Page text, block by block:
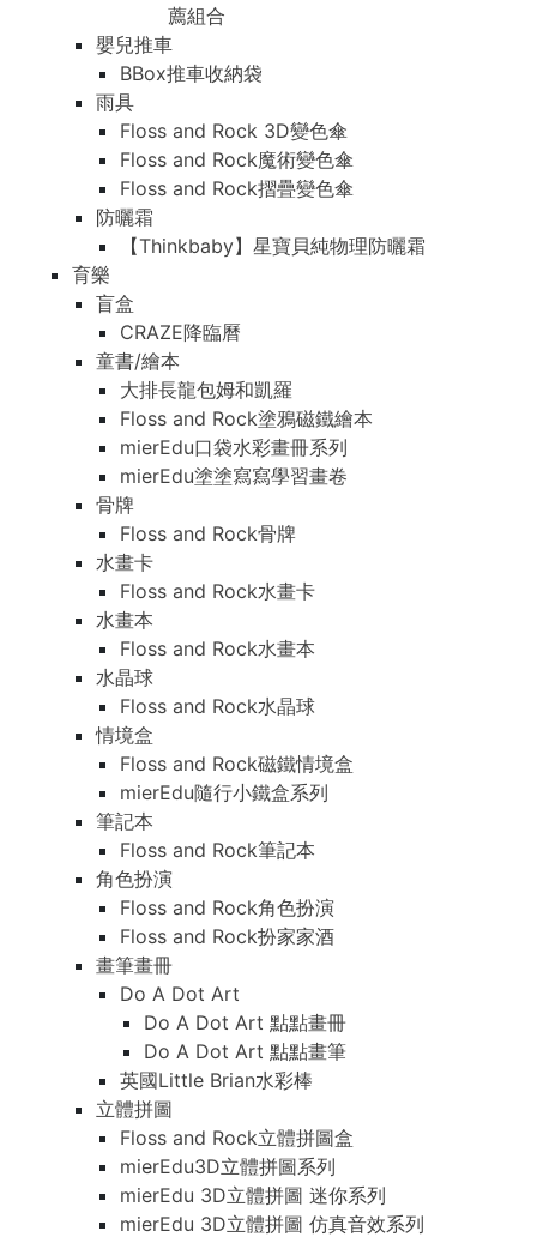
薦組合
嬰兒推車
BBox推車收納袋
雨具
Floss and Rock 3D變色傘
Floss and Rock魔術變色傘
Floss and Rock摺疊變色傘
防曬霜
【Thinkbaby】星寶貝純物理防曬霜
育樂
盲盒
CRAZE降臨曆
童書/繪本
大排長龍包姆和凱羅
Floss and Rock塗鴉磁鐵繪本
mierEdu口袋水彩畫冊系列
mierEdu塗塗寫寫學習畫卷
骨牌
Floss and Rock骨牌
水畫卡
Floss and Rock水畫卡
水畫本
Floss and Rock水畫本
水晶球
Floss and Rock水晶球
情境盒
Floss and Rock磁鐵情境盒
mierEdu隨行小鐵盒系列
筆記本
Floss and Rock筆記本
角色扮演
Floss and Rock角色扮演
Floss and Rock扮家家酒
畫筆畫冊
Do A Dot Art
Do A Dot Art 點點畫冊
Do A Dot Art 點點畫筆
英國Little Brian水彩棒
立體拼圖
Floss and Rock立體拼圖盒
mierEdu3D立體拼圖系列
mierEdu 3D立體拼圖 迷你系列
mierEdu 3D立體拼圖 仿真音效系列